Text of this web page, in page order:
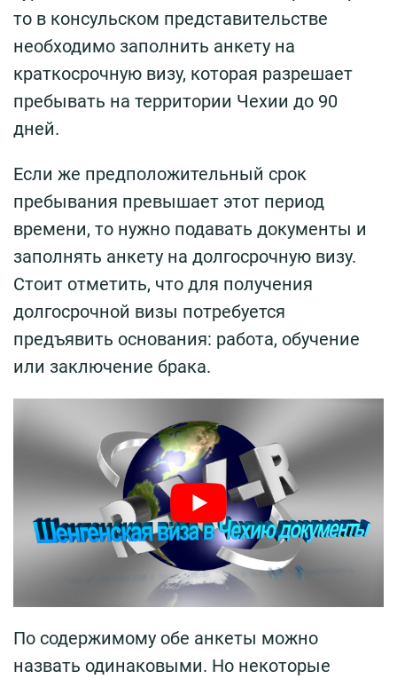
то в консульском представительстве
необходимо заполнить анкету на
краткосрочную визу, которая разрешает
пребывать на территории Чехии до 90
дней.
Если же предположительный срок
пребывания превышает этот период
времени, то нужно подавать документы и
заполнять анкету на долгосрочную визу.
Стоит отметить, что для получения
долгосрочной визы потребуется
предъявить основания: работа, обучение
или заключение брака.
По содержимому обе анкеты можно
назвать одинаковыми. Но некоторые